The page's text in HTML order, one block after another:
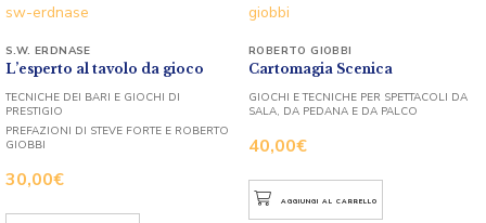
L’esperto al tavolo da gioco
30,00€
S.W. ERDNASE
TECNICHE DEI BARI E GIOCHI DI
PRESTIGIO
PREFAZIONI DI STEVE FORTE E ROBERTO
GIOBBI
Cartomagia Scenica
40,00€
ROBERTO GIOBBI
GIOCHI E TECNICHE PER SPETTACOLI DA
SALA, DA PEDANA E DA PALCO
AGGIUNGI AL CARRELLO